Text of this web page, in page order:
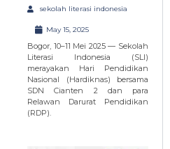
sekolah literasi indonesia
May 15, 2025
Bogor, 10–11 Mei 2025 — Sekolah
Literasi Indonesia (SLI)
merayakan Hari Pendidikan
Nasional (Hardiknas) bersama
SDN Cianten 2 dan para
Relawan Darurat Pendidikan
(RDP).